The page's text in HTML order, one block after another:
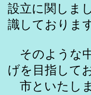
設立に関しま
識しておりま
そのような
げを目指して
市といたし